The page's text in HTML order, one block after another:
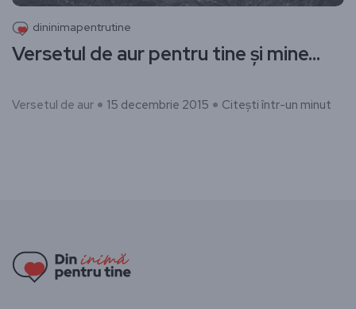
dininimapentrutine
Versetul de aur pentru tine și mine…
Versetul de aur 15 decembrie 2015 Citești într-un minut